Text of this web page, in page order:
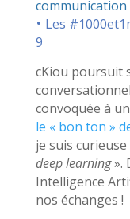
communication
• Les
9
cKiou poursuit
convoquée à
le « bon ton »
je suis
deep learning».
Intelligence
nos échanges !